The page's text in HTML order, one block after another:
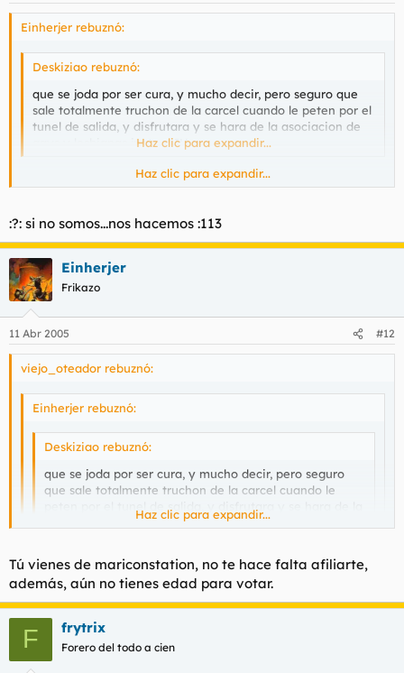
Einherjer rebuznó:
Deskiziao rebuznó:
que se joda por ser cura, y mucho decir, pero seguro que
sale totalmente truchon de la carcel cuando le peten por el
tunel de salida, y disfrutara y se hara de la asociacion de
gays y lesbianas junto a IUHaz clic para expandir...
Estás diciendo que todos los de IU son maricones y bolleras?
Haz clic para expandir...
:?: si no somos...nos hacemos :113
Einherjer
Frikazo
11 Abr 2005 #12
viejo_oteador rebuznó:
Einherjer rebuznó:
Deskiziao rebuznó:
que se joda por ser cura, y mucho decir, pero seguro
que sale totalmente truchon de la carcel cuando le
asociacion de gays y lesbianas junto a IU
Haz clic para expandir...
Estás diciendo que todos los de IU son maricones y
bolleras?
Haz clic para expandir...
Tú vienes de mariconstation, no te hace falta afiliarte,
además, aún no tienes edad para votar.
F frytrix
Forero del todo a cien